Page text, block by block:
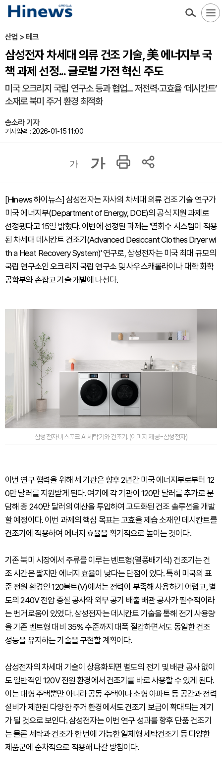
산업 > 테크
삼성전자 차세대 의류 건조 기술, 美 에너지부 국
책 과제 선정... 글로벌 가전 혁신 주도
미국 오크리지 국립 연구소 등과 협업... 저전력·고효율 ‘데시칸트’
소재로 북미 주거 환경 최적화
송소라 기자
기사입력 : 2026-01-15 11:00
가 가
[Hinews 하이뉴스] 삼성전자는 자사의 차세대 의류 건조 기술 연구가
미국 에너지부(Department of Energy, DOE)의 공식 지원 과제로
선정됐다고 15일 밝혔다. 이번에 선정된 과제는 '열회수 시스템이 적용
된 차세대 데시칸트 건조기(Advanced Desiccant Clothes Dryer wi
th a Heat Recovery System)' 연구로, 삼성전자는 미국 최대 규모의
국립 연구소인 오크리지 국립 연구소 및 사우스캐롤라이나 대학 화학
공학부와 손잡고 기술 개발에 나선다.
삼성전자 비스포크 AI 세탁기와 건조기. (이미지 제공=삼성전자)
이번 연구 협력을 위해 세 기관은 향후 2년간 미국 에너지부로부터 12
0만 달러를 지원받게 된다. 여기에 각 기관이 120만 달러를 추가로 분
담해 총 240만 달러의 예산을 투입하여 고도화된 건조 솔루션을 개발
할 예정이다. 이번 과제의 핵심 목표는 고효율 제습 소재인 데시칸트를
건조기에 적용하여 에너지 효율을 획기적으로 높이는 것이다.
기존 북미 시장에서 주류를 이루는 벤트형(열풍배기식) 건조기는 건
조 시간은 짧지만 에너지 효율이 낮다는 단점이 있다. 특히 미국의 표
준 전원 환경인 120볼트(V)에서는 전력이 부족해 사용하기 어렵고, 별
도의 240V 전압 증설 공사와 외부 공기 배출 배관 공사가 필수적이라
는 번거로움이 있었다. 삼성전자는 데시칸트 기술을 통해 전기 사용량
을 기존 벤트형 대비 35% 수준까지 대폭 절감하면서도 동일한 건조
성능을 유지하는 기술을 구현할 계획이다.
삼성전자의 차세대 기술이 상용화되면 별도의 전기 및 배관 공사 없이
도 일반적인 120V 전원 환경에서 건조기를 바로 사용할 수 있게 된다.
이는 대형 주택뿐만 아니라 공동 주택이나 소형 아파트 등 공간과 전력
설비가 제한된 다양한 주거 환경에서도 건조기 보급이 확대되는 계기
가 될 것으로 보인다. 삼성전자는 이번 연구 성과를 향후 단품 건조기
는 물론 세탁과 건조가 한 번에 가능한 일체형 세탁건조기 등 다양한
제품군에 순차적으로 적용해 나갈 방침이다.